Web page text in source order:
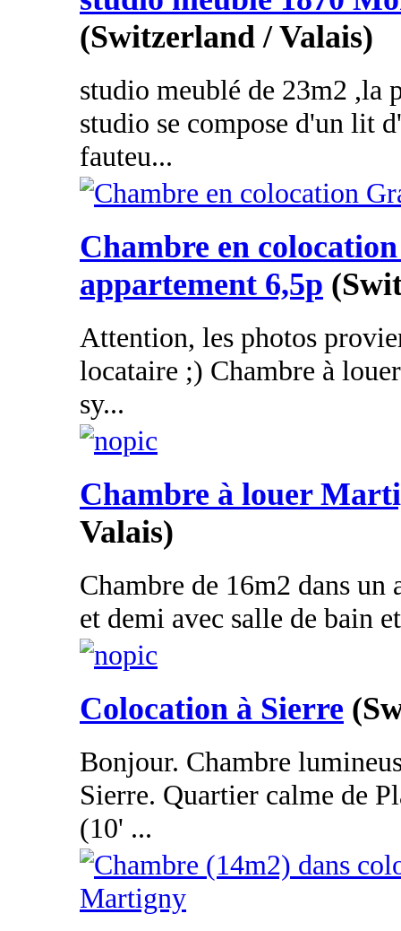
(Switzerland / Valais)
studio meublé de 23m2 ,la
studio se compose d'un lit
fauteu...
Chambre en
appartement 6,5p
Attention, les photos
locataire ;) Chambre à
sy...
Chambre à louer
Valais)
Chambre de 16m2 dans un
et demi avec salle de bain
Colocation à Sierre
Bonjour. Chambre
Sierre. Quartier calme de
(10' ...